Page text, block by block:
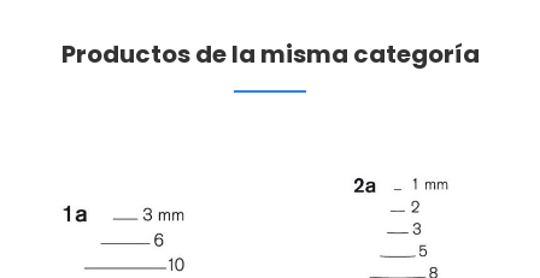
Productos de la misma categoría